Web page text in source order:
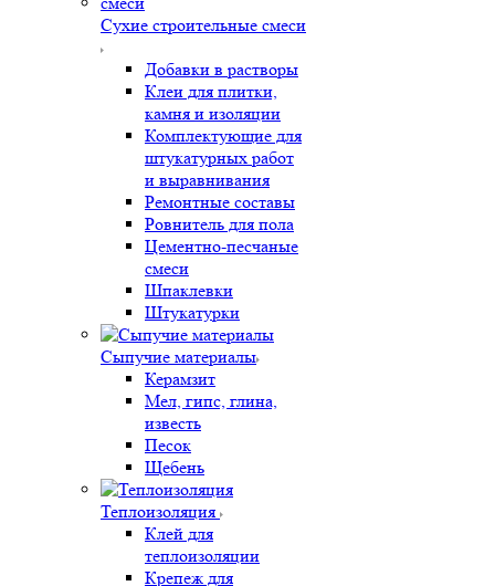
Сухие строительные смеси
Добавки в растворы
Клеи для плитки,
камня и изоляции
Комплектующие для
штукатурных работ
и выравнивания
Ремонтные составы
Ровнитель для пола
Цементно-песчаные
смеси
Шпаклевки
Штукатурки
Сыпучие материалы
Керамзит
Мел, гипс, глина,
известь
Песок
Щебень
Теплоизоляция
Клей для
теплоизоляции
Крепеж для